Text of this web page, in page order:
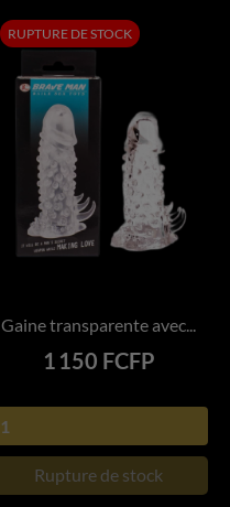
Gaine transparente avec...
Prix
1 150 FCFP
Rupture de stock
RUPTURE DE STOCK